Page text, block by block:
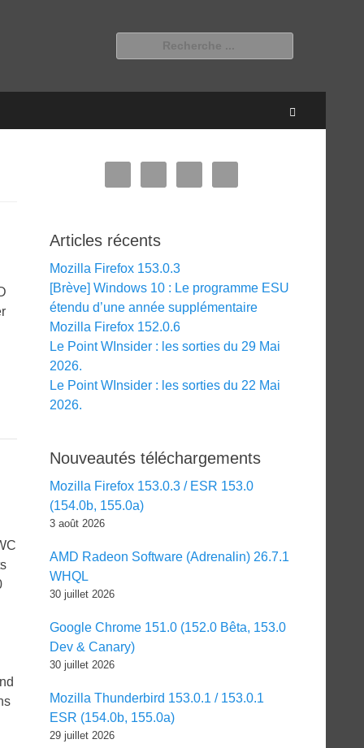
Articles récents
Mozilla Firefox 153.0.3
[Brève] Windows 10 : Le programme ESU
étendu d’une année supplémentaire
Mozilla Firefox 152.0.6
Le Point WInsider : les sorties du 29 Mai
2026.
Le Point WInsider : les sorties du 22 Mai
2026.
Nouveautés téléchargements
Mozilla Firefox 153.0.3 / ESR 153.0
(154.0b, 155.0a)
3 août 2026
AMD Radeon Software (Adrenalin) 26.7.1
WHQL
30 juillet 2026
Google Chrome 151.0 (152.0 Bêta, 153.0
Dev & Canary)
30 juillet 2026
Mozilla Thunderbird 153.0.1 / 153.0.1
ESR (154.0b, 155.0a)
29 juillet 2026